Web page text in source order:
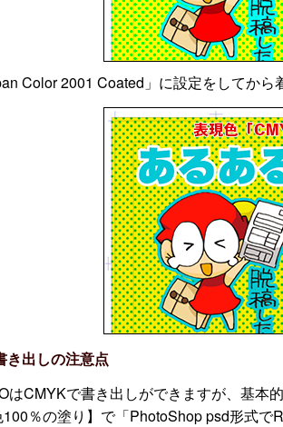
Color 2001 Coated」に設定をしてか
き出しの注意点
はCMYKで書き出しができますが、基本
100％の塗り】で「PhotoShop psd形式